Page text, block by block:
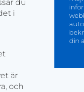
du
i
är
och
din